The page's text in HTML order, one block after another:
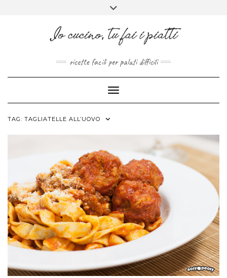
FACEBOOK
PINTEREST
INSTAGRAM
ricette facili per palati difficili
Toggle Navigation
TAG: TAGLIATELLE ALL’UOVO